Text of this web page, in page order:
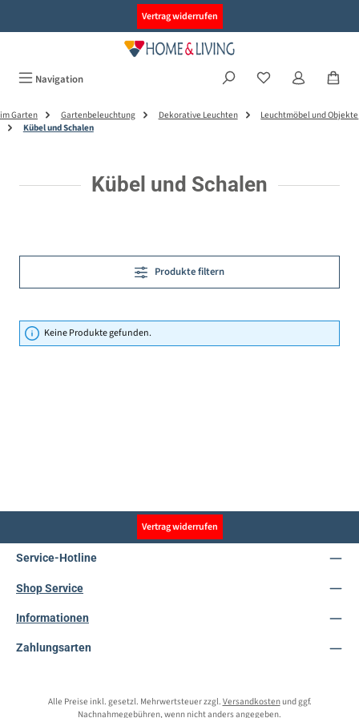
Vertrag widerrufen
Navigation
im Garten Gartenbeleuchtung Dekorative Leuchten
Leuchtmöbel und Objekte
Kübel und Schalen
Kübel und Schalen
Produkte filtern
Keine Produkte gefunden.
Vertrag widerrufen
Service-Hotline
Shop Service
Informationen
Zahlungsarten
Alle Preise inkl. gesetzl. Mehrwertsteuer zzgl. Versandkostenund ggf.
Nachnahmegebühren, wenn nicht anders angegeben.